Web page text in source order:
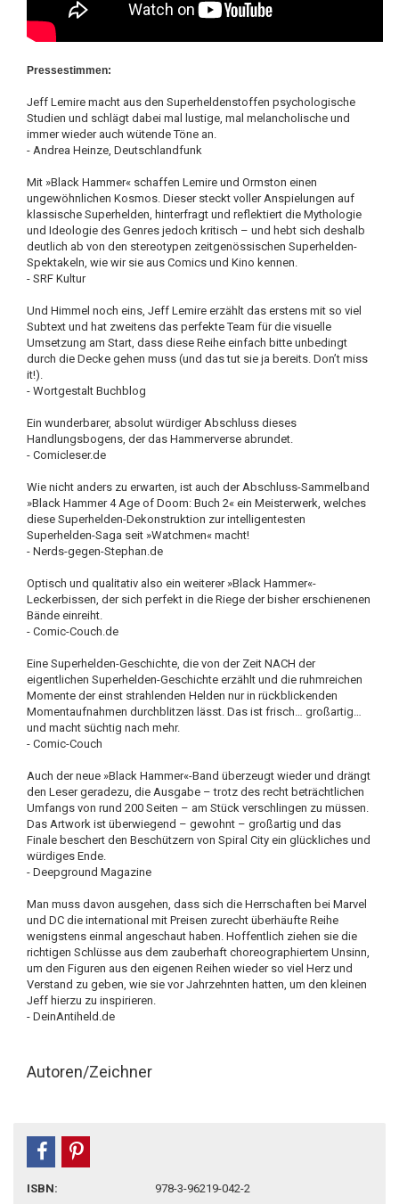
Pressestimmen:
Jeff Lemire macht aus den Superheldenstoffen psychologische
Studien und schlägt dabei mal lustige, mal melancholische und
immer wieder auch wütende Töne an.
- Andrea Heinze, Deutschlandfunk
Mit »Black Hammer« schaffen Lemire und Ormston einen
ungewöhnlichen Kosmos. Dieser steckt voller Anspielungen auf
klassische Superhelden, hinterfragt und reflektiert die Mythologie
und Ideologie des Genres jedoch kritisch – und hebt sich deshalb
deutlich ab von den stereotypen zeitgenössischen Superhelden-
Spektakeln, wie wir sie aus Comics und Kino kennen.
- SRF Kultur
Und Himmel noch eins, Jeff Lemire erzählt das erstens mit so viel
Subtext und hat zweitens das perfekte Team für die visuelle
Umsetzung am Start, dass diese Reihe einfach bitte unbedingt
durch die Decke gehen muss (und das tut sie ja bereits. Don’t miss
it!).
- Wortgestalt Buchblog
Ein wunderbarer, absolut würdiger Abschluss dieses
Handlungsbogens, der das Hammerverse abrundet.
- Comicleser.de
Wie nicht anders zu erwarten, ist auch der Abschluss-Sammelband
»Black Hammer 4 Age of Doom: Buch 2« ein Meisterwerk, welches
diese Superhelden-Dekonstruktion zur intelligentesten
Superhelden-Saga seit »Watchmen« macht!
- Nerds-gegen-Stephan.de
Optisch und qualitativ also ein weiterer »Black Hammer«-
Leckerbissen, der sich perfekt in die Riege der bisher erschienenen
Bände einreiht.
- Comic-Couch.de
Eine Superhelden-Geschichte, die von der Zeit NACH der
eigentlichen Superhelden-Geschichte erzählt und die ruhmreichen
Momente der einst strahlenden Helden nur in rückblickenden
Momentaufnahmen durchblitzen lässt. Das ist frisch… großartig…
und macht süchtig nach mehr.
- Comic-Couch
Auch der neue »Black Hammer«-Band überzeugt wieder und drängt
den Leser geradezu, die Ausgabe – trotz des recht beträchtlichen
Umfangs von rund 200 Seiten – am Stück verschlingen zu müssen.
Das Artwork ist überwiegend – gewohnt – großartig und das
Finale beschert den Beschützern von Spiral City ein glückliches und
würdiges Ende.
- Deepground Magazine
Man muss davon ausgehen, dass sich die Herrschaften bei Marvel
und DC die international mit Preisen zurecht überhäufte Reihe
wenigstens einmal angeschaut haben. Hoffentlich ziehen sie die
richtigen Schlüsse aus dem zauberhaft choreographiertem Unsinn,
um den Figuren aus den eigenen Reihen wieder so viel Herz und
Verstand zu geben, wie sie vor Jahrzehnten hatten, um den kleinen
Jeff hierzu zu inspirieren.
- DeinAntiheld.de
Autoren/Zeichner
teilen
ISBN: 978-3-96219-042-2